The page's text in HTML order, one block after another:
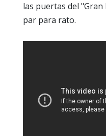
las puertas del
par para rato.